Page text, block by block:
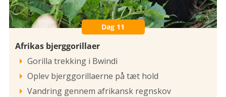
Dag 11
Afrikas bjerggorillaer
 Gorilla trekking i Bwindi
 Oplev bjerggorillaerne på tæt hold
 Vandring gennem afrikansk regnskov